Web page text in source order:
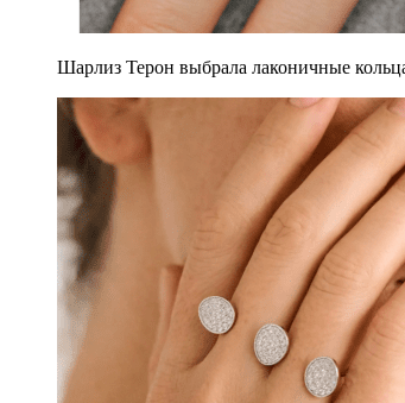
Шарлиз Терон выбрала лаконичные